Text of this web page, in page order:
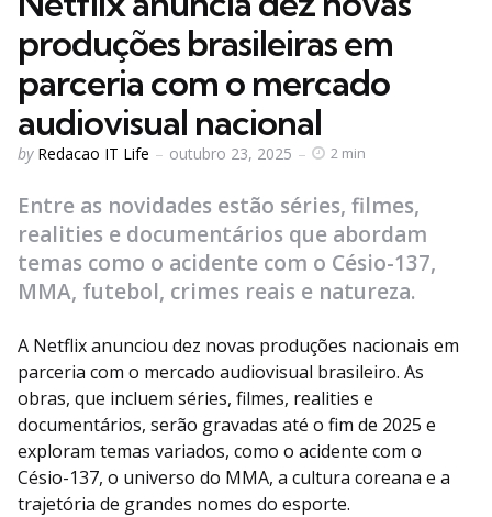
produções brasileiras em
parceria com o mercado
audiovisual nacional
Posted
by Redacao IT Life outubro 23, 2025 2 min
Entre as novidades estão séries, filmes,
realities e documentários que abordam
temas como o acidente com o Césio-137,
MMA, futebol, crimes reais e natureza.
A Netflix anunciou dez novas produções nacionais em
parceria com o mercado audiovisual brasileiro. As
obras, que incluem séries, filmes, realities e
documentários, serão gravadas até o fim de 2025 e
exploram temas variados, como o acidente com o
Césio-137, o universo do MMA, a cultura coreana e a
trajetória de grandes nomes do esporte.